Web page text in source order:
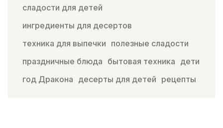
сладости для детей
ингредиенты для десертов
техника для выпечки полезные сладости
праздничные блюда бытовая техника дети
год Дракона десерты для детей рецепты